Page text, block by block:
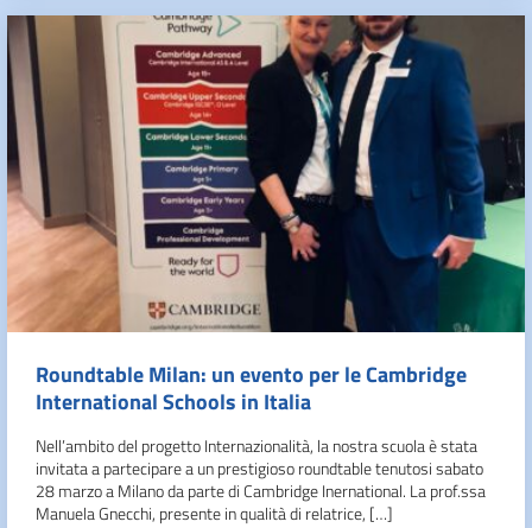
Roundtable Milan: un evento per le Cambridge
International Schools in Italia
Nell’ambito del progetto Internazionalità, la nostra scuola è stata
invitata a partecipare a un prestigioso roundtable tenutosi sabato
28 marzo a Milano da parte di Cambridge Inernational. La prof.ssa
Manuela Gnecchi, presente in qualità di relatrice, […]